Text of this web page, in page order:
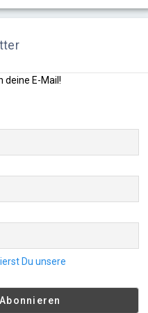
deine E-Mail!
Du unsere